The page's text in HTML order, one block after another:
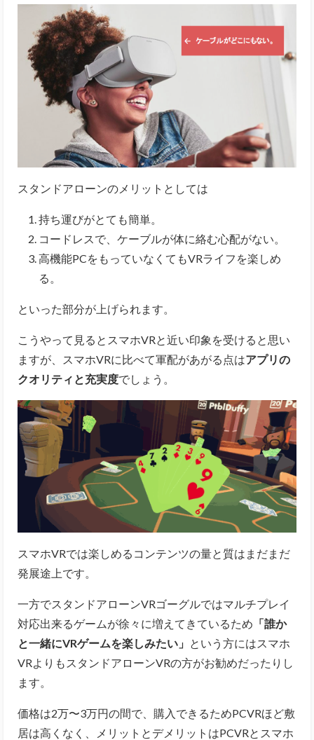
スタンドアローンのメリットとしては
持ち運びがとても簡単。
コードレスで、ケーブルが体に絡む心配がない。
高機能PCをもっていなくてもVRライフを楽しめ
る。
といった部分が上げられます。
こうやって見るとスマホVRと近い印象を受けると思い
ますが、スマホVRに比べて軍配があがる点はアプリの
クオリティと充実度でしょう。
スマホVRでは楽しめるコンテンツの量と質はまだまだ
発展途上です。
一方でスタンドアローンVRゴーグルではマルチプレイ
対応出来るゲームが徐々に増えてきているため 「誰か
と一緒にVRゲームを楽しみたい」
という方にはスマホ
VRよりもスタンドアローンVRの方がお勧めだったりし
ます。
価格は2万〜3万円の間で、購入できるためPCVRほど敷
居は高くなく、メリットとデメリットはPCVRとスマホ